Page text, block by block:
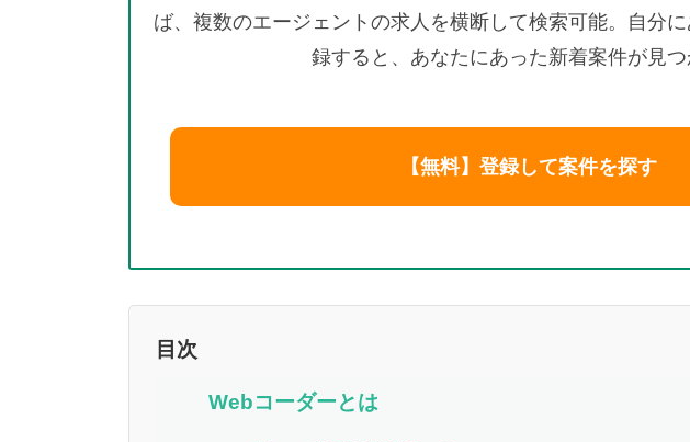
ば、複数のエージェントの求人を横断して検索可能。自分
録すると、あなたにあった新着案件が見つ
【無料】登録して案件を探す
目次
Webコーダーとは